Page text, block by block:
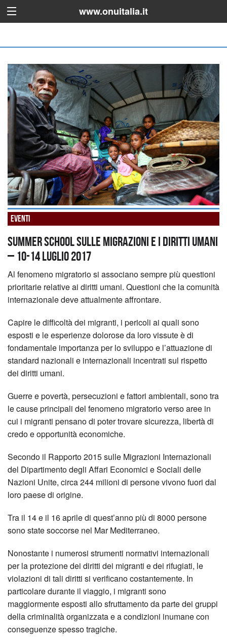
www.onuitalia.it
Eventi
Summer School sulle Migrazioni e i Diritti Umani
– 10-14 luglio 2017
Al fenomeno migratorio si associano sempre più questioni
prioritarie relative ai diritti umani. Questioni che la comunità
internazionale deve attualmente affrontare.
Capire le difficoltà dei migranti, i pericoli ai quali sono
esposti e le esperienze dolorose da loro vissute è di
fondamentale importanza per lo sviluppo e l’attuazione di
standard nazionali e internazionali incentrati sul rispetto
dei diritti umani.
Guerre e povertà, persecuzioni e fattori ambientali, sono tra
le cause principali del fenomeno migratorio verso aree in
cui i migranti pensano di poter trovare sicurezza, libertà di
credo e opportunità economiche.
Secondo il Rapporto 2015 sulle Migrazioni Internazionali
del Dipartimento degli Affari Economici e Sociali delle
Nazioni Unite, circa 244 milioni di persone vivono fuori dal
loro paese di origine.
Tra il 14 e il 16 aprile di quest’anno più di 8000 persone
sono state soccorse nel Mar Mediterraneo.
Nonostante i numerosi strumenti normativi internazionali
per la protezione dei diritti dei migranti e dei rifugiati, le
violazioni di tali diritti si verificano costantemente. In
particolare durante il viaggio, i migranti sono
maggiormente esposti allo sfruttamento da parte dei gruppi
della criminalità organizzata e a condizioni inumane con
conseguenze spesso tragiche.